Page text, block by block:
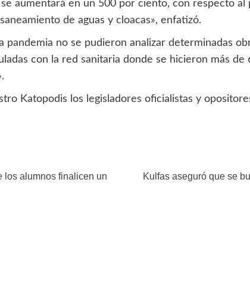
aumentará en un 500 por ciento, con respecto
de aguas y cloacas», enfatizó.
pandemia no se pudieron analizar determinadas
con la red sanitaria donde se hicieron más
Katopodis los legisladores oficialistas y
los alumnos finalicen un
Kulfas aseguró que se